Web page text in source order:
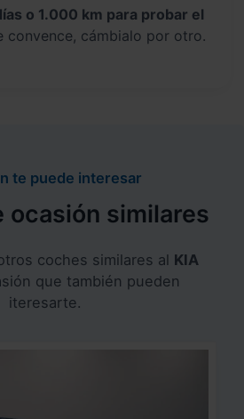
o 1.000 km para probar el
convence, cámbialo por otro.
te puede interesar
ocasión similares
coches similares al KIA
que también pueden
iteresarte.